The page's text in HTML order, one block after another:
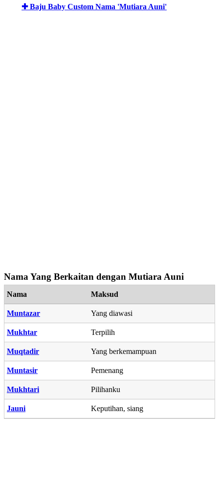
✚ Baju Baby Custom Nama 'Mutiara Auni'
Nama Yang Berkaitan dengan Mutiara Auni
Nama Maksud
Muntazar Yang diawasi
Mukhtar Terpilih
Muqtadir Yang berkemampuan
Muntasir Pemenang
Mukhtari Pilihanku
Jauni Keputihan, siang